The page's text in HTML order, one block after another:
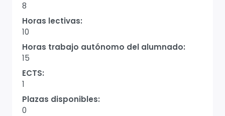
8
Horas lectivas:
10
Horas trabajo autónomo del alumnado:
15
ECTS:
1
Plazas disponibles:
0